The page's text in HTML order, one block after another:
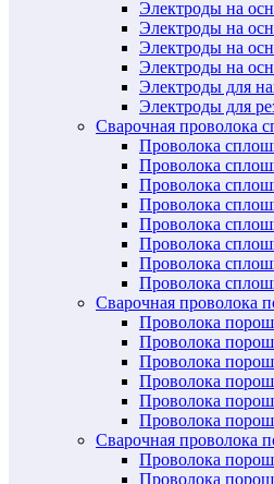
Электроды на
Электроды на
Электроды на
Электроды на
Электроды для
Электроды для
Сварочная проволока
Проволока
Проволока
Проволока
Проволока
Проволока
Проволока
Проволока
Проволока
Сварочная проволока
Проволока
Проволока
Проволока
Проволока
Проволока
Проволока
Сварочная проволока
Проволока
Проволока